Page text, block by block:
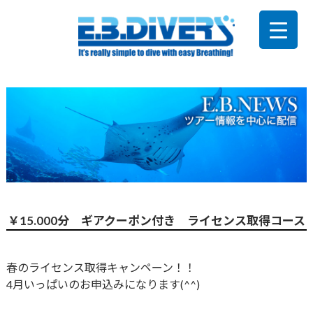
￥15.000分 ギアクーポン付き ライセンス取得コース
春のライセンス取得キャンペーン！！
4月いっぱいのお申込みになります(^^)